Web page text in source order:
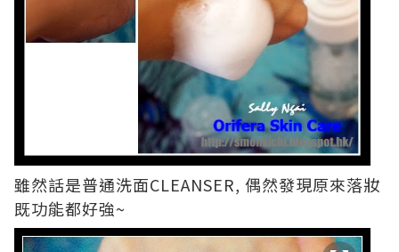
雖然話是普通洗面CLEANSER, 偶然發現原來落妝
既功能都好強~